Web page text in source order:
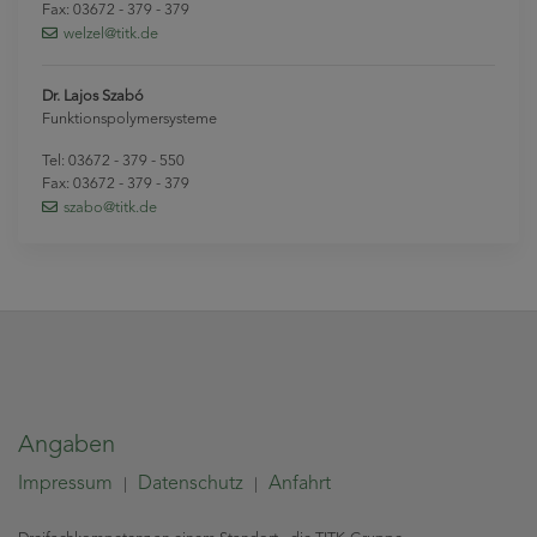
Fax: 03672 - 379 - 379
welzel @titk.de
Dr. Lajos Szabó
Funktionspolymersysteme
Tel: 03672 - 379 - 550
Fax: 03672 - 379 - 379
szabo@titk.de
Angaben
Impressum Datenschutz Anfahrt